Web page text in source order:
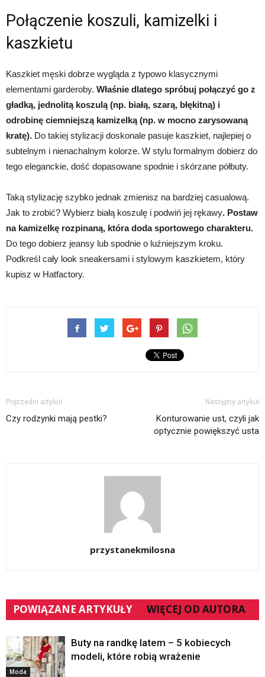
Połączenie koszuli, kamizelki i
kaszkietu
Kaszkiet męski dobrze wygląda z typowo klasycznymi
elementami garderoby. Właśnie dlatego spróbuj połączyć go z
gładką, jednolitą koszulą (np. białą, szarą, błękitną) i
odrobinę ciemniejszą kamizelką (np. w mocno zarysowaną
kratę). Do takiej stylizacji doskonale pasuje kaszkiet, najlepiej o
subtelnym i nienachalnym kolorze. W stylu formalnym dobierz do
tego eleganckie, dość dopasowane spodnie i skórzane półbuty.
Taką stylizację szybko jednak zmienisz na bardziej casualową.
Jak to zrobić? Wybierz białą koszulę i podwiń jej rękawy. Postaw
na kamizelkę rozpinaną, która doda sportowego charakteru.
Do tego dobierz jeansy lub spodnie o luźniejszym kroku.
Podkreśl cały look sneakersami i stylowym kaszkietem, który
kupisz w Hatfactory.
Poprzedni artykuł
Czy rodzynki mają pestki?
Następny artykuł
Konturowanie ust, czyli jak
optycznie powiększyć usta
przystanekmilosna
POWIĄZANE ARTYKUŁY WIĘCEJ OD AUTORA
Moda
Buty na randkę latem – 5 kobiecych
modeli, które robią wrażenie